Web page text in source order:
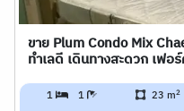
ขาย Plum Condo Mix
ทำเลดี เดินทางสะดวก เฟ
1 1 23 m2